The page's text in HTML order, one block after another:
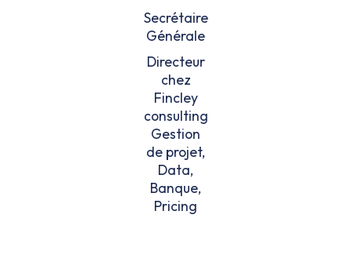
Secrétaire
Générale
Directeur
chez
Fincley
consulting
Gestion
de projet,
Data,
Banque,
Pricing